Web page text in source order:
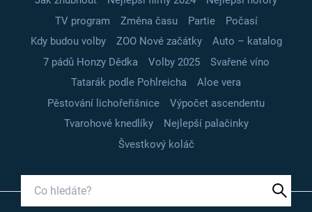
TV program
Změna času Partie
Počasí
Kdy budou volby
ZOO Nové začátky
Auto – katalog
7 pádů Honzy Dědka
Volby 2025
Svařené víno
Tatarák podle Pohlreicha
Aloe vera
Pěstování lichořeřišnice
Výpočet ascendentu
Tvarohové knedlíky
Nejlepší palačinky
Švestkový koláč